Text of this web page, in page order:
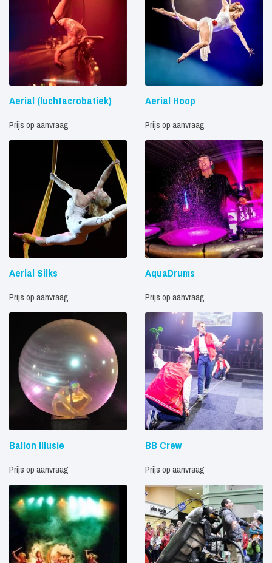
Aerial (luchtacrobatiek)
Prijs op aanvraag
Aerial Hoop
Prijs op aanvraag
Aerial Silks
Prijs op aanvraag
AquaDrums
Prijs op aanvraag
Ballon Illusie
Prijs op aanvraag
BB Crew
Prijs op aanvraag